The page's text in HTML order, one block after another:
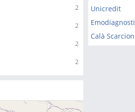
2
2
2
2
Unicredit
Calà